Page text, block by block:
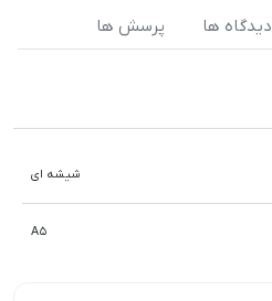
دیدگاه ها پرسش ها
شیشه ای
A5